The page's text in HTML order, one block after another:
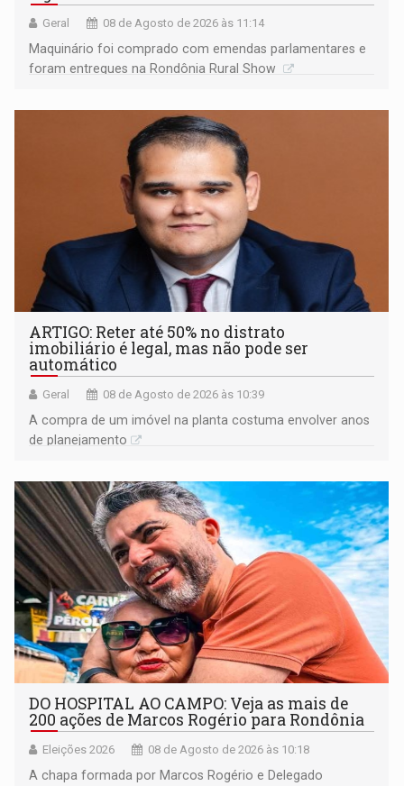
Geral 08 de Agosto de 2026 às 11:14
Maquinário foi comprado com emendas parlamentares e
foram entregues na Rondônia Rural Show
ARTIGO: Reter até 50% no distrato
imobiliário é legal, mas não pode ser
automático
Geral 08 de Agosto de 2026 às 10:39
A compra de um imóvel na planta costuma envolver anos
de planejamento
DO HOSPITAL AO CAMPO: Veja as mais de
200 ações de Marcos Rogério para Rondônia
Eleições 2026 08 de Agosto de 2026 às 10:18
A chapa formada por Marcos Rogério e Delegado